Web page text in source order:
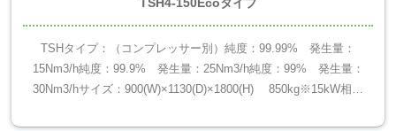
TSH4-150Ecoタイプ
TSHタイプ：（コンプレッサー別）純度：99.99% 発生量：
15Nm3/h純度：99.9% 発生量：25Nm3/h純度：99% 発生量：
30Nm3/hサイズ：900(W)×1130(D)×1800(H) 850kg※15kW相当